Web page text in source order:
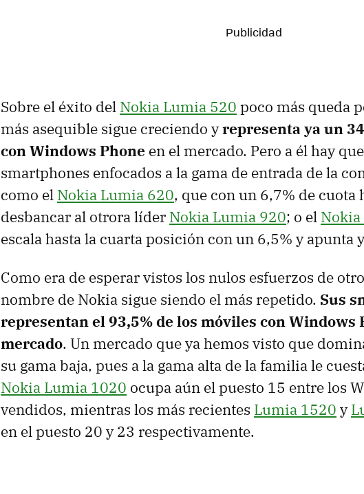
Sobre el éxito del Nokia Lumia 520 poco más queda
más asequible sigue creciendo yrepresenta ya un
con Windows Phone en el mercado. Pero a él hay
smartphones enfocados a la gama de entrada de la
como el Nokia Lumia 620, que con un 6,7% de cuota
desbancar al otrora líder Nokia Lumia 920; o el
escala hasta la cuarta posición con un 6,5% y apunta
Como era de esperar vistos los nulos esfuerzos de
nombre de Nokia sigue siendo el más repetido. Sus
representan el 93,5% de los móviles con Windows
mercado. Un mercado que ya hemos visto que
su gama baja, pues a la gama alta de la familia le
Nokia Lumia 1020 ocupa aún el puesto 15 entre los
vendidos, mientras los más recientes Lumia 1520 y
en el puesto 20 y 23 respectivamente.